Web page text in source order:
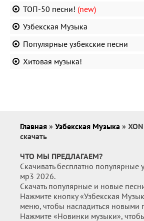
ТОП-50 песни! (new)
Узбекская Музыка
Популярные узбекские песни
Хитовая музыка!
Главная » Узбекская Музыка »
скачать
ЧТО МЫ ПРЕДЛАГАЕМ?
Скачивать бесплатно популярные
мр3 2026.
Скачать популярные и новые
Нажмите кнопку «Узбекская
меню, чтобы насладиться новыми
Нажмите «Новинки музыки»,